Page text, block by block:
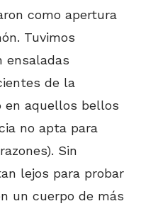
como apertura
Tuvimos
ensaladas
de la
en aquellos bellos
no apta para
Sin
lejos para probar
un cuerpo de más